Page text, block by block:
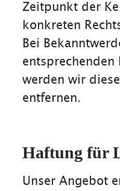
Zeitpunkt der
konkreten
Bei
entsprechenden
werden wir
entfernen.
Haftung für
Unser Angebot